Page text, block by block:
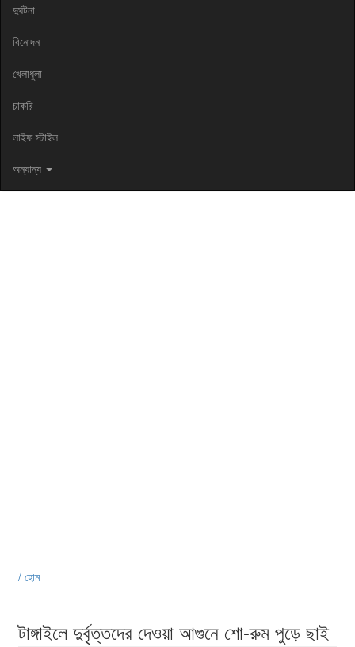
দুর্ঘটনা
বিনোদন
খেলাধুলা
চাকরি
লাইফ স্টাইল
অন্যান্য
/ হোম
টাঙ্গাইলে দুর্বৃত্তদের দেওয়া আগুনে শো-রুম পুড়ে ছাই